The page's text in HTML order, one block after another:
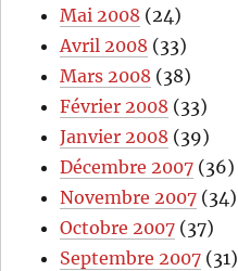
Mai 2008 (24)
Avril 2008 (33)
Mars 2008 (38)
Février 2008 (33)
Janvier 2008 (39)
Décembre 2007 (36)
Novembre 2007 (34)
Octobre 2007 (37)
Septembre 2007 (31)